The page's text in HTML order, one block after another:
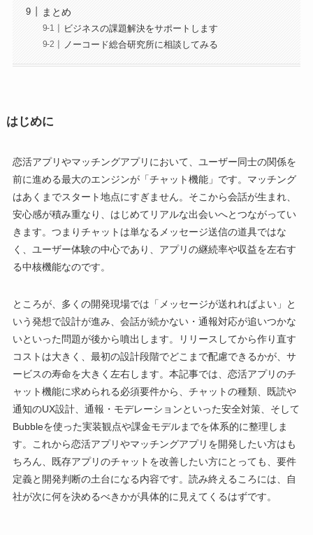
まとめ
ビジネスの課題解決をサポートします
ノーコード総合研究所に相談してみる
はじめに
恋活アプリやマッチングアプリにおいて、ユーザー同士の関係を
前に進める最大のエンジンが「チャット機能」です。マッチング
はあくまでスタート地点にすぎません。そこから会話が生まれ、
安心感が積み重なり、はじめてリアルな出会いへとつながってい
きます。つまりチャットは単なるメッセージ送信の道具ではな
く、ユーザー体験の中心であり、アプリの継続率や収益を左右す
る中核機能なのです。
ところが、多くの開発現場では「メッセージが送れればよい」と
いう発想で設計が進み、会話が続かない・通報対応が追いつかな
いといった問題が後から噴出します。リリースしてから作り直す
コストは大きく、最初の設計段階でどこまで配慮できるかが、サ
ービスの寿命を大きく左右します。本記事では、恋活アプリのチ
ャット機能に求められる必須要件から、チャットの種類、既読や
通知のUX設計、通報・モデレーションといった安全対策、そして
Bubbleを使った実装観点や課金モデルまでを体系的に整理しま
す。これから恋活アプリやマッチングアプリを開発したい方はも
ちろん、既存アプリのチャットを改善したい方にとっても、要件
定義と開発判断の土台になる内容です。読み終えるころには、自
社が次に何を決めるべきかが具体的に見えてくるはずです。